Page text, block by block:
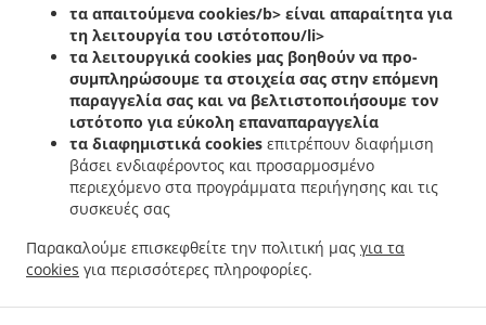
τα απαιτούμενα cookies/b> είναι απαραίτητα για
τη λειτουργία του ιστότοπου/li>
τα λειτουργικά cookies μας βοηθούν να προ-
συμπληρώσουμε τα στοιχεία σας στην επόμενη
παραγγελία σας και να βελτιστοποιήσουμε τον
ιστότοπο για εύκολη επαναπαραγγελία
τα διαφημιστικά cookies επιτρέπουν διαφήμιση
βάσει ενδιαφέροντος και προσαρμοσμένο
περιεχόμενο στα προγράμματα περιήγησης και τις
συσκευές σας
Παρακαλούμε επισκεφθείτε την πολιτική μας για τα
cookies για περισσότερες πληροφορίες.
Helfent
Ελληνικά Delivery φαγητού Bartreng . Ελληνικά Delivery φαγητού Leideleng
Ελληνικά Delivery φαγητού Leudelingen
. Ελληνικά Delivery φαγητού Fentange
Ελληνικά Delivery φαγητού Kockelscheuer
. Ελληνικά Delivery φαγητού Kopstal
Rollengergronn
. Ελληνικά Delivery φαγητού Kopstal Bridel .
Ελληνικά Delivery
φαγητού Kopstal . Ελληνικά Delivery φαγητού Koplescht Briddel . Ελληνικά Delivery
φαγητού Koplescht
. Ελληνικά Delivery φαγητού Bereldange . Ελληνικά Delivery
φαγητού Walfer
. Ελληνικά Delivery φαγητού Walferdange Bereldange
Delivery φαγητού Walferdange Beggen
Ελληνικά Delivery φαγητού Walferdange
Steinsel . Ελληνικά Delivery φαγητού L Bereldange . Ελληνικά Delivery φαγητού L
Ελληνικά Delivery φαγητού Nidderaanwen Neiduerf-Weimeschhaff
φαγητού Nidderaanwen . Κεµπάπ Delivery υπηρεσίες. Παράδοση φαγητού Takeaway